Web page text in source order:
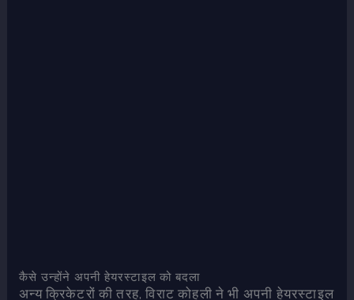
कैसे उन्होंने अपनी हेयरस्टाइल को बदला
अन्य क्रिकेटरों की तरह, विराट कोहली ने भी अपनी हेयरस्टाइल